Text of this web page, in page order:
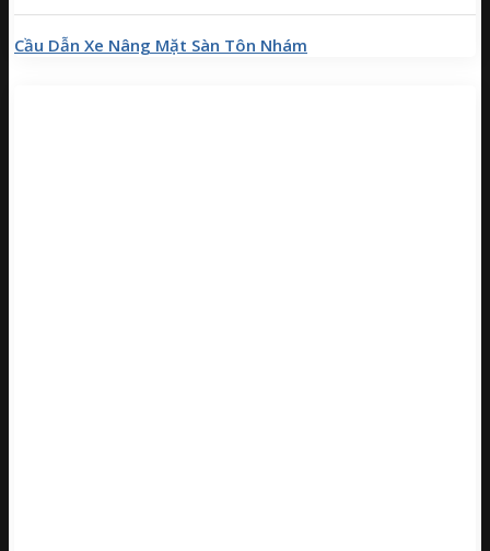
Cầu Dẫn Xe Nâng Mặt Sàn Tôn Nhám